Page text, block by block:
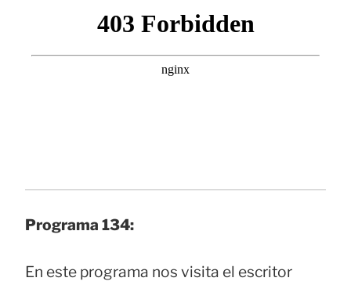
Programa 134:
En este programa nos visita el escritor